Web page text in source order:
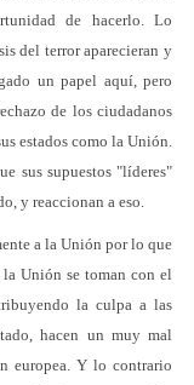
de hacerlo. Lo
del terror aparecieran y
un papel aquí, pero
de los ciudadanos
estados como la Unión.
sus supuestos "líderes"
y reaccionan a eso.
a la Unión por lo que
Unión se toman con el
la culpa a las
hacen un muy mal
europea. Y lo contrario